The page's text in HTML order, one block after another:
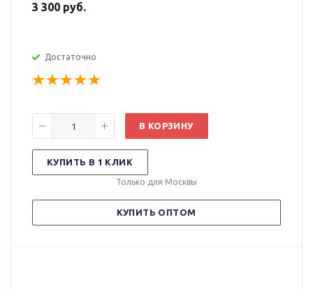
3 300 руб.
Достаточно
В КОРЗИНУ
КУПИТЬ В 1 КЛИК
Только для Москвы
КУПИТЬ ОПТОМ